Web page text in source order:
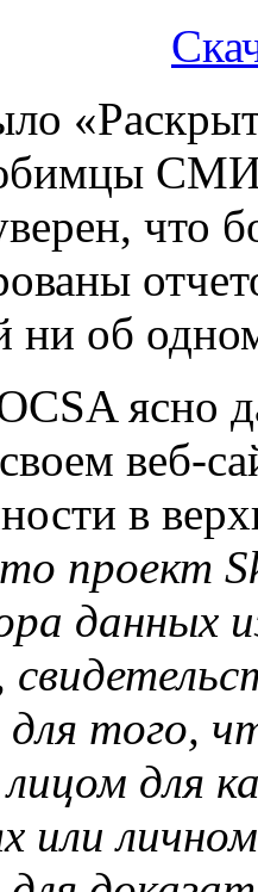
что
ни об
ясно
веб-
в
проект
данных
для того,
для
или